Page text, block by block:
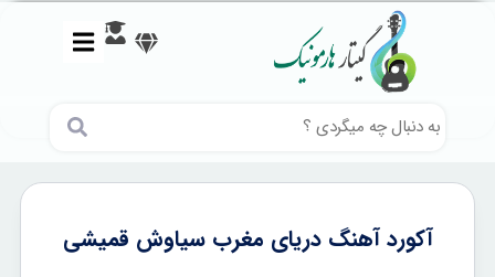
آکورد آهنگ دریای مغرب سیاوش قمیشی